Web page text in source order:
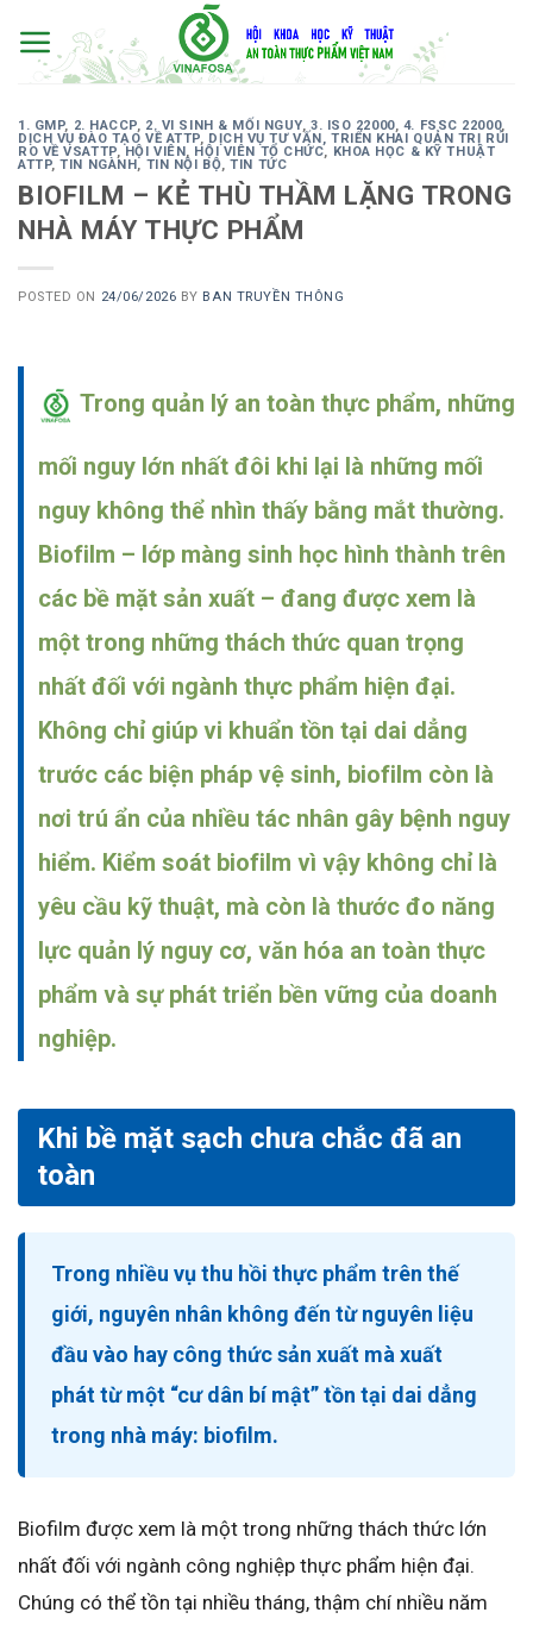
content
1. GMP, 2. HACCP, 2. VI SINH & MỐI NGUY, 3. ISO 22000, 4. FSSC 22000,
DỊCH VỤ ĐÀO TẠO VỀ ATTP, DỊCH VỤ TƯ VẤN, TRIỂN KHAI QUẢN TRỊ RỦI
RO VỀ VSATTP, HỘI VIÊN, HỘI VIÊN TỔ CHỨC, KHOA HỌC & KỸ THUẬT
ATTP,TIN NGÀNH, TIN NỘI BỘ,TIN TỨC
BIOFILM – KẺ THÙ THẦM LẶNG TRONG
NHÀ MÁY THỰC PHẨM
POSTED ON 24/06/2026 BY BAN TRUYỀN THÔNG
Trong quản lý an toàn thực phẩm, những
mối nguy lớn nhất đôi khi lại là những mối
nguy không thể nhìn thấy bằng mắt thường.
Biofilm – lớp màng sinh học hình thành trên
các bề mặt sản xuất – đang được xem là
một trong những thách thức quan trọng
nhất đối với ngành thực phẩm hiện đại.
Không chỉ giúp vi khuẩn tồn tại dai dẳng
trước các biện pháp vệ sinh, biofilm còn là
nơi trú ẩn của nhiều tác nhân gây bệnh nguy
hiểm. Kiểm soát biofilm vì vậy không chỉ là
yêu cầu kỹ thuật, mà còn là thước đo năng
lực quản lý nguy cơ, văn hóa an toàn thực
phẩm và sự phát triển bền vững của doanh
nghiệp.
Khi bề mặt sạch chưa chắc đã an
toàn
Trong nhiều vụ thu hồi thực phẩm trên thế
giới, nguyên nhân không đến từ nguyên liệu
đầu vào hay công thức sản xuất mà xuất
phát từ một “cư dân bí mật” tồn tại dai dẳng
trong nhà máy: biofilm.
Biofilm được xem là một trong những thách thức lớn
nhất đối với ngành công nghiệp thực phẩm hiện đại.
Chúng có thể tồn tại nhiều tháng, thậm chí nhiều năm